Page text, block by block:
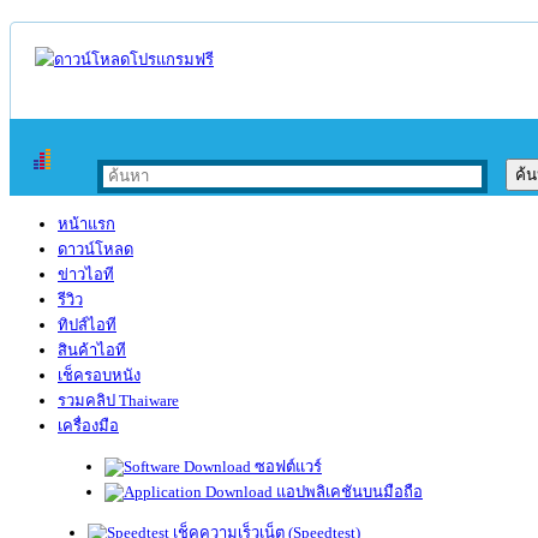
หน้าแรก
ดาวน์โหลด
ข่าวไอที
รีวิว
ทิปส์ไอที
สินค้าไอที
เช็ครอบหนัง
รวมคลิป Thaiware
เครื่องมือ
ซอฟต์แวร์
แอปพลิเคชันบนมือถือ
เช็คความเร็วเน็ต (Speedtest)